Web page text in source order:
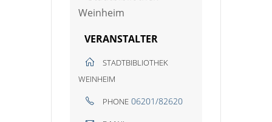
VERANSTALTER
STADTBIBLIOTHEK
WEINHEIM
PHONE 06201/82620